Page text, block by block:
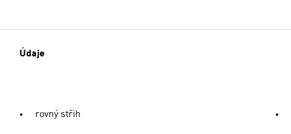
Údaje
rovný střih